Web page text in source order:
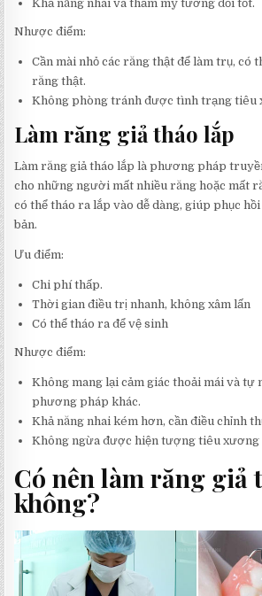
Khả năng nhai và thẩm mỹ tương đối tốt.
Nhược điểm:
Cần mài nhỏ các răng thật để làm trụ, có
răng thật.
Không phòng tránh được tình trạng tiêu
Làm răng giả tháo lắp
Làm răng giả tháo lắp là phương pháp
cho những người mất nhiều răng hoặc mất
có thể tháo ra lắp vào dễ dàng, giúp phục
bản.
Ưu điểm:
Chi phí thấp.
Thời gian điều trị nhanh, không xâm lấn
Có thể tháo ra để vệ sinh
Nhược điểm:
Không mang lại cảm giác thoải mái và tự
phương pháp khác.
Khả năng nhai kém hơn, cần điều chỉnh
Không ngừa được hiện tượng tiêu xương
Có nên làm răng giả
không?